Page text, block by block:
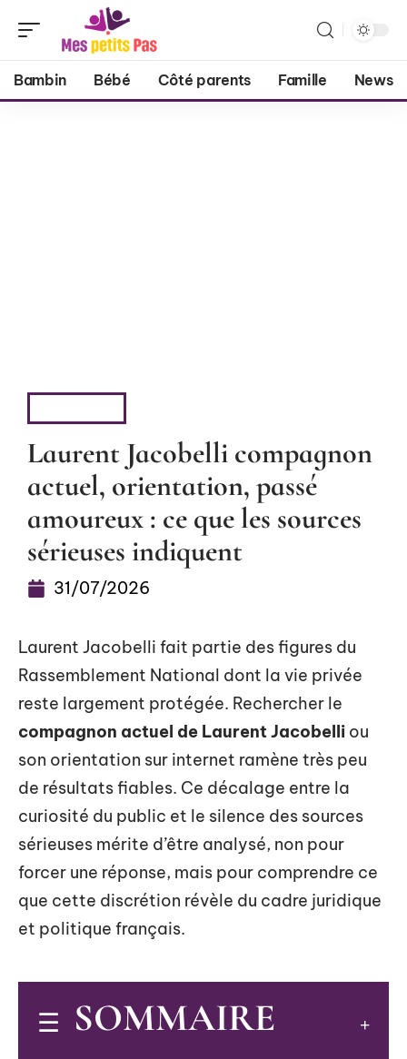
Bambin Bébé Côté parents Famille News
Laurent Jacobelli compagnon
actuel, orientation, passé
amoureux : ce que les sources
sérieuses indiquent
31/07/2026
Laurent Jacobelli fait partie des figures du
Rassemblement National dont la vie privée
reste largement protégée. Rechercher le
compagnon actuel de Laurent Jacobelli ou
son orientation sur internet ramène très peu
de résultats fiables. Ce décalage entre la
curiosité du public et le silence des sources
sérieuses mérite d’être analysé, non pour
forcer une réponse, mais pour comprendre ce
que cette discrétion révèle du cadre juridique
et politique français.
SOMMAIRE